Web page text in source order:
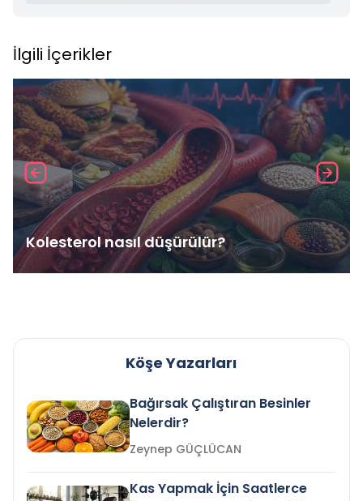
İlgili İçerikler
Kolesterol nasıl düşürülür?
Köşe Yazarları
Bağırsak Çalıştıran Besinler
Nelerdir?
Zeynep GÜÇLÜCAN
Kas Yapmak İçin Saatlerce